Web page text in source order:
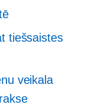
tiešsaistes
veikala